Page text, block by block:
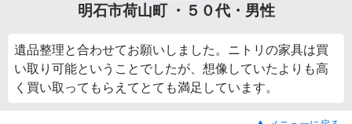
明石市荷山町 ・５０代・男性
遺品整理と合わせてお願いしました。ニトリの家具は買
い取り可能ということでしたが、想像していたよりも高
く買い取ってもらえてとても満足しています。